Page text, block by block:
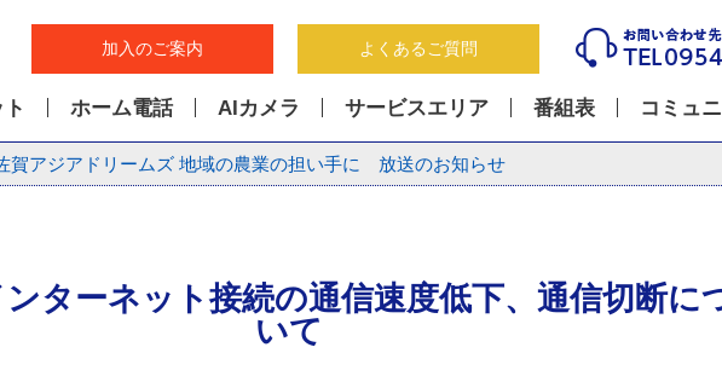
加入のご案内 よくあるご質問
ホーム電話 AIカメラ サービスエリア 番組表 コミュ
賀アジアドリームズ 地域の農業の担い手に 放送のお知らせ
ンターネット接続の通信速度低下、通信切断に
いて